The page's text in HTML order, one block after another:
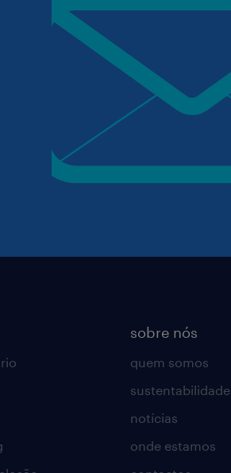
sobre nós
quem somos
sustentabilidade
notícias
onde estamos